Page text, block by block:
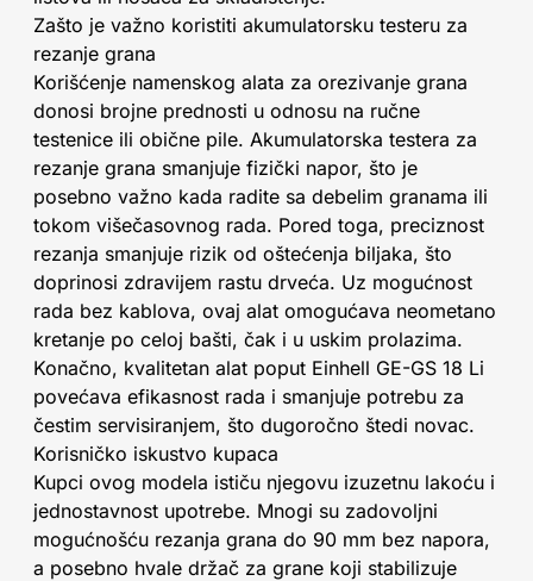
Zašto je važno koristiti akumulatorsku testeru za
rezanje grana
Korišćenje namenskog alata za orezivanje grana
donosi brojne prednosti u odnosu na ručne
testenice ili obične pile. Akumulatorska testera za
rezanje grana smanjuje fizički napor, što je
posebno važno kada radite sa debelim granama ili
tokom višečasovnog rada. Pored toga, preciznost
rezanja smanjuje rizik od oštećenja biljaka, što
doprinosi zdravijem rastu drveća. Uz mogućnost
rada bez kablova, ovaj alat omogućava neometano
kretanje po celoj bašti, čak i u uskim prolazima.
Konačno, kvalitetan alat poput Einhell GE-GS 18 Li
povećava efikasnost rada i smanjuje potrebu za
čestim servisiranjem, što dugoročno štedi novac.
Korisničko iskustvo kupaca
Kupci ovog modela ističu njegovu izuzetnu lakoću i
jednostavnost upotrebe. Mnogi su zadovoljni
mogućnošću rezanja grana do 90 mm bez napora,
a posebno hvale držač za grane koji stabilizuje